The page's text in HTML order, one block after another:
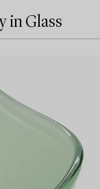
in Glass